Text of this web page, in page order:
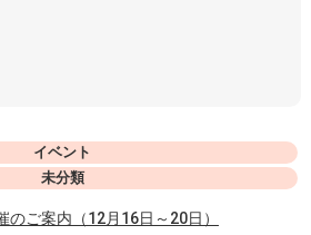
イベント
未分類
のご案内（12月16日～20日）